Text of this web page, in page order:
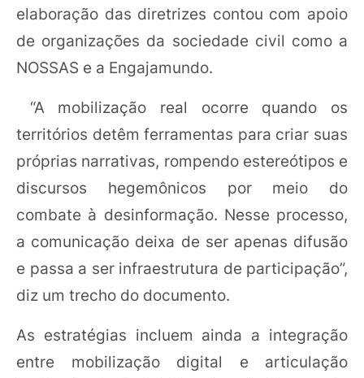
elaboração das diretrizes contou com apoio
de organizações da sociedade civil como a
NOSSAS e a Engajamundo.
“A mobilização real ocorre quando os
territórios detêm ferramentas para criar suas
próprias narrativas, rompendo estereótipos e
discursos hegemônicos por meio do
combate à desinformação. Nesse processo,
a comunicação deixa de ser apenas difusão
e passa a ser infraestrutura de participação”,
diz um trecho do documento.
As estratégias incluem ainda a integração
entre mobilização digital e articulação